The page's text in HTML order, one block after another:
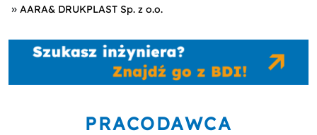
» AARA& DRUKPLAST Sp. z o.o.
PRACODAWCA